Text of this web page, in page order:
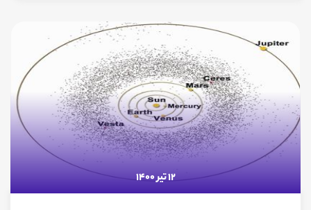
12 تیر 1400